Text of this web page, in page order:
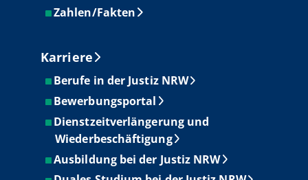
Zahlen/Fakten
Karriere
Berufe in der Justiz NRW
Bewerbungsportal
Dienstzeitverlängerung und
Wiederbeschäftigung
Ausbildung bei der Justiz NRW